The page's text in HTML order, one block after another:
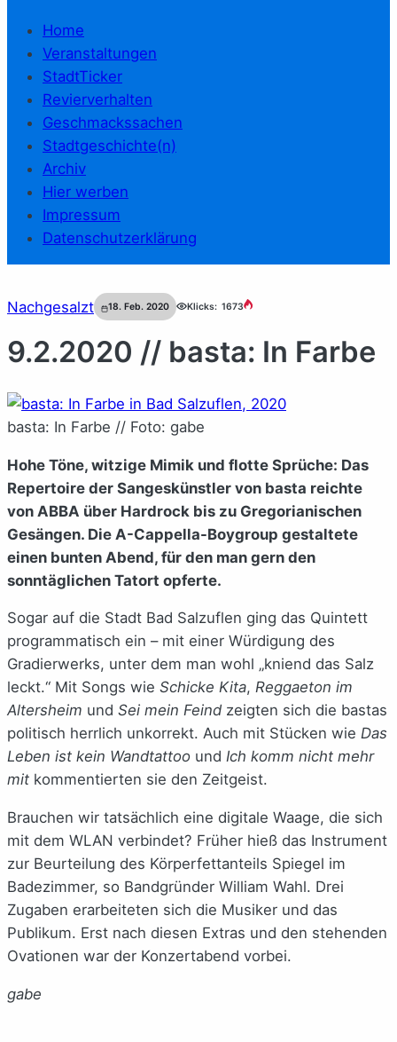
Home
Veranstaltungen
StadtTicker
Revierverhalten
Geschmackssachen
Stadtgeschichte(n)
Archiv
Hier werben
Impressum
Datenschutzerklärung
Nachgesalzt 18. Feb. 2020 Klicks: 1673
9.2.2020 // basta: In Farbe
basta: In Farbe // Foto: gabe
Hohe Töne, witzige Mimik und flotte Sprüche: Das
Repertoire der Sangeskünstler von basta reichte
von ABBA über Hardrock bis zu Gregorianischen
Gesängen. Die A-Cappella-Boygroup gestaltete
einen bunten Abend, für den man gern den
sonntäglichen Tatort opferte.
Sogar auf die Stadt Bad Salzuflen ging das Quintett
programmatisch ein – mit einer Würdigung des
Gradierwerks, unter dem man wohl „kniend das Salz
leckt.“ Mit Songs wie Schicke Kita, Reggaeton im
Altersheim und Sei mein Feind zeigten sich die bastas
politisch herrlich unkorrekt. Auch mit Stücken wie Das
Leben ist kein Wandtattoo und Ich komm nicht mehr
mit kommentierten sie den Zeitgeist.
Brauchen wir tatsächlich eine digitale Waage, die sich
mit dem WLAN verbindet? Früher hieß das Instrument
zur Beurteilung des Körperfettanteils Spiegel im
Badezimmer, so Bandgründer William Wahl. Drei
Zugaben erarbeiteten sich die Musiker und das
Publikum. Erst nach diesen Extras und den stehenden
Ovationen war der Konzertabend vorbei.
gabe